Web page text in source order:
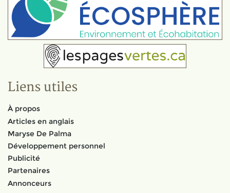
Liens utiles
À propos
Articles en anglais
Maryse De Palma
Développement personnel
Publicité
Partenaires
Annonceurs